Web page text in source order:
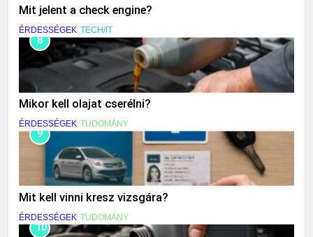
Mit jelent a check engine?
ÉRDESSÉGEK TECH/IT
8
Mikor kell olajat cserélni?
ÉRDESSÉGEK TUDOMÁNY
9
Mit kell vinni kresz vizsgára?
ÉRDESSÉGEK TUDOMÁNY
10